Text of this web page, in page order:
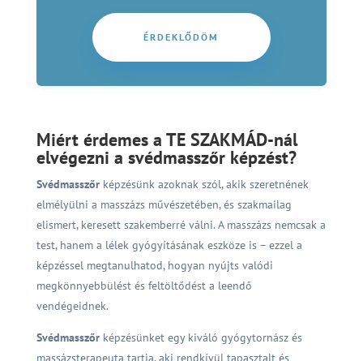
ÉRDEKLŐDÖM
Miért érdemes a TE SZAKMÁD-nál
elvégezni a svédmasszőr képzést?
Svédmasszőrképzésünk azoknak szól, akik szeretnének
elmélyülni a masszázs művészetében, és szakmailag
elismert, keresett szakemberré válni. A masszázs nemcsak a
test, hanem a lélek gyógyításának eszköze is – ezzel a
képzéssel megtanulhatod, hogyan nyújts valódi
megkönnyebbülést és feltöltődést a leendő
vendégeidnek.
Svédmasszőr képzésünket egy kiváló gyógytornász és